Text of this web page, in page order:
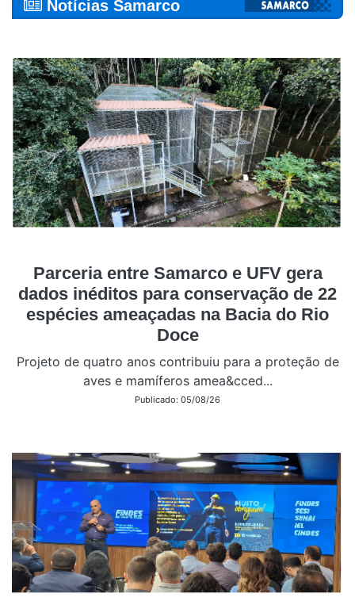
Notícias Samarco
Parceria entre Samarco e UFV gera
dados inéditos para conservação de 22
espécies ameaçadas na Bacia do Rio
Doce
Projeto de quatro anos contribuiu para a proteção de
aves e mamíferos amea&cced...
Publicado: 05/08/26